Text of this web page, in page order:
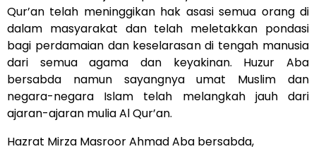
Qur’an telah meninggikan hak asasi semua orang di
dalam masyarakat dan telah meletakkan pondasi
bagi perdamaian dan keselarasan di tengah manusia
dari semua agama dan keyakinan. Huzur Aba
bersabda namun sayangnya umat Muslim dan
negara-negara Islam telah melangkah jauh dari
ajaran-ajaran mulia Al Qur’an.
Hazrat Mirza Masroor Ahmad Aba bersabda,